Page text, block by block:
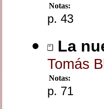
Notas:
p. 43
La
Tomás
Notas:
p. 71